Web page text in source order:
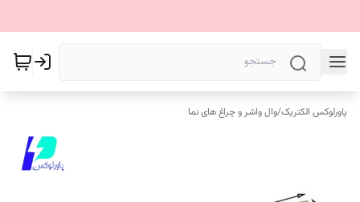
پاورلوکس الکتریک/وال واشر و چراغ های نما